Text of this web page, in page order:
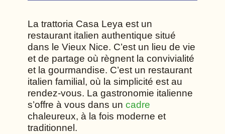
La trattoria Casa Leya est un
restaurant italien authentique situé
dans le Vieux Nice. C’est un lieu de vie
et de partage où règnent la convivialité
et la gourmandise. C’est un restaurant
italien familial, où la simplicité est au
rendez-vous. La gastronomie italienne
s’offre à vous dans un cadre
chaleureux, à la fois moderne et
traditionnel.